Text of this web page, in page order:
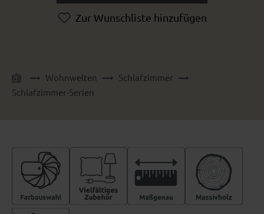
Zur Wunschliste hinzufügen
Wohnwelten
Schlafzimmer
Schlafzimmer-Serien